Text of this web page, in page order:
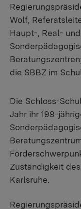
Wolf,
Haupt-, Real-
die SBBZ im
Die Schloss-
Jahr ihr 199-
Zuständigkeit
Karlsruhe.